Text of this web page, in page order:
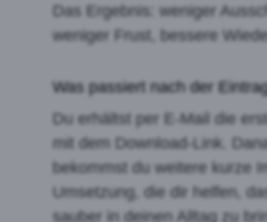
Das Ergebnis: weniger
weniger Frust, bessere
Was passiert nach der
Du erhältst per E-Mail die
mit dem Download-Link.
bekommst du weitere kurze
Umsetzung, die dir helfen,
sauber in deinen Alltag zu